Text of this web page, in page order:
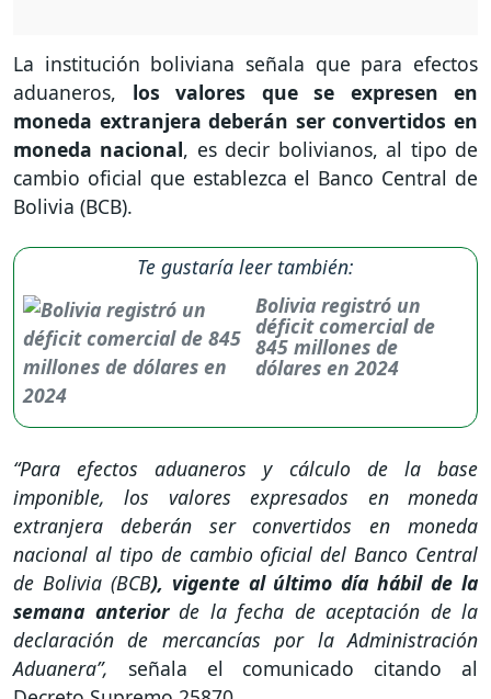
La institución boliviana señala que para efectos
aduaneros, los valores que se expresen en
moneda extranjera deberán ser convertidos en
moneda nacional, es decir bolivianos, al tipo de
cambio oficial que establezca el Banco Central de
Bolivia (BCB).
Te gustaría leer también:
Bolivia registró un
déficit comercial de
845 millones de
dólares en 2024
“Para efectos aduaneros y cálculo de la base
imponible, los valores expresados en moneda
extranjera deberán ser convertidos en moneda
nacional al tipo de cambio oficial del Banco Central
de Bolivia (BCB), vigente al último día hábil de la
semana anteriorde la fecha de aceptación de la
declaración de mercancías por la Administración
Aduanera”, señala el comunicado citando al